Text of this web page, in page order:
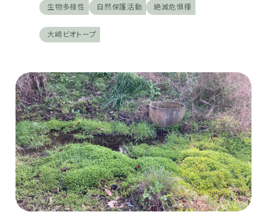
生物多様性 自然保護活動 絶滅危惧種
大崎ビオトープ